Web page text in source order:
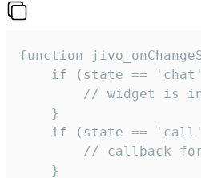
function
if (state ==
// widget is
    }
if (state ==
// callback
    }